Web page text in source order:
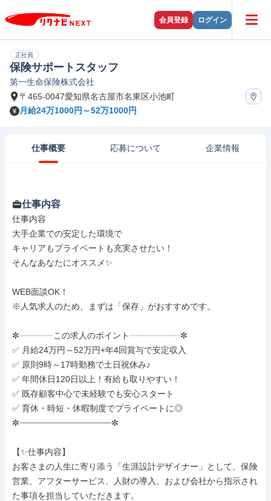
会員登録 ログイン
正社員
保険サポートスタッフ
第一生命保険株式会社
〒465-0047愛知県名古屋市名東区小池町
月給24万1000円～52万1000円
仕事概要 応募について 企業情報
仕事内容
仕事内容
大手企業での安定した環境で
キャリアもプライベートも充実させたい！
そんなあなたにオススメ✨
WEB面談OK！
※人気求人のため、まずは「保存」がおすすめです。
✼┈┈┈┈この求人のポイント┈┈┈┈┈┈✼
✅ 月給24万円～52万円+年4回賞与で安定収入
✅ 原則9時～17時勤務で土日祝休み♪
✅ 年間休日120日以上！有給も取りやすい！
✅ 既存顧客中心で未経験でも安心スタート
✅ 育休・時短・休暇制度でプライベートに◎
✼┈┈┈┈┈┈┈┈┈┈┈┈┈┈┈┈┈┈┈✼
【✨仕事内容】
お客さまの人生に寄り添う「生涯設計デザイナー」として、保険
営業、アフターサービス、人財の導入、および会社から指示され
た事項を担当していただきます。